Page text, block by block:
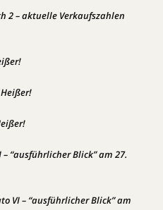
2 – aktuelle Verkaufszahlen
Heißer!
“ausführlicher Blick” am 27.
VI – “ausführlicher Blick” am